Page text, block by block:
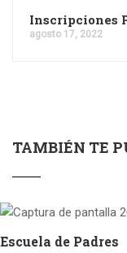
Inscripciones
agosto 17, 2022
TAMBIÉN TE
Escuela de Padres